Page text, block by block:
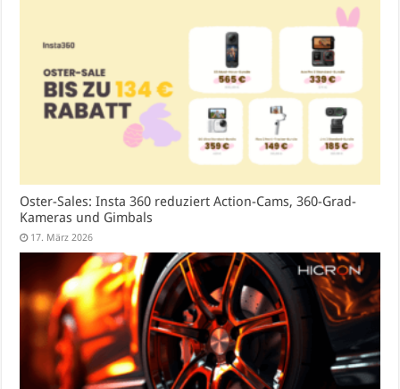
Oster-Sales: Insta 360 reduziert Action-Cams, 360-Grad-
Kameras und Gimbals
17. März 2026